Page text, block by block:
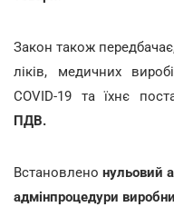
Закон також
ліків, медичних
COVID-19 та їхнє
ПДВ.
Встановлено нульовий
адмінпроцедури